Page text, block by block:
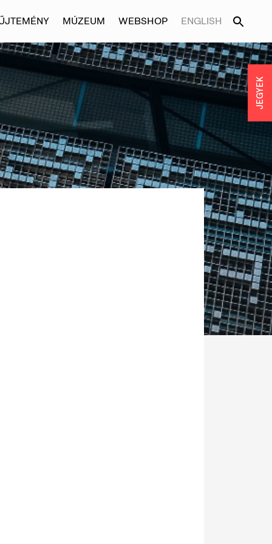
MÚZEUM WEBSHOP ENGLISH
JEGYEK